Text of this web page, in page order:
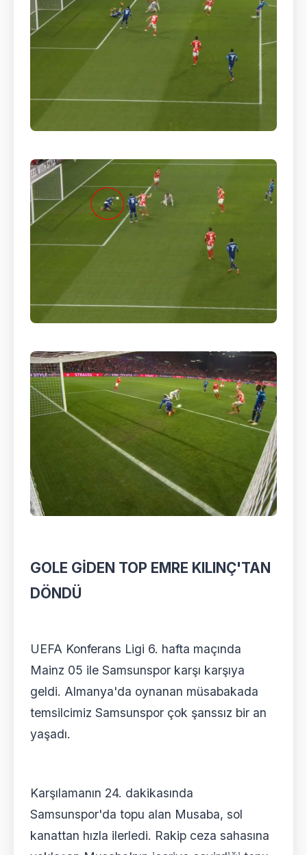
GOLE GİDEN TOP EMRE KILINÇ'TAN
DÖNDÜ
UEFA Konferans Ligi 6. hafta maçında
Mainz 05 ile Samsunspor karşı karşıya
geldi. Almanya'da oynanan müsabakada
temsilcimiz Samsunspor çok şanssız bir an
yaşadı.
Karşılamanın 24. dakikasında
Samsunspor'da topu alan Musaba, sol
kanattan hızla ilerledi. Rakip ceza sahasına